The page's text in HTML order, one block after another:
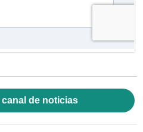
canal de noticias